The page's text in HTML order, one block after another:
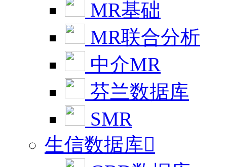
MR基础
MR联合分析
中介MR
芬兰数据库
SMR
生信数据库